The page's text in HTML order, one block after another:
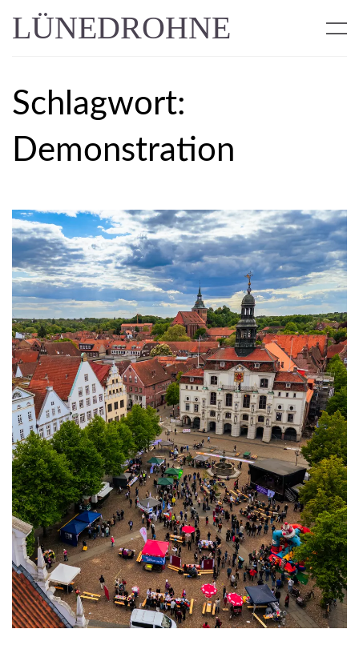
LÜNEDROHNE
Schlagwort:
Demonstration